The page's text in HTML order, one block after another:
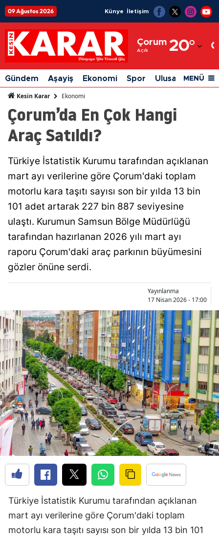
09 Ağustos 2026 Künye İletişim
Çorum
Açık 20°
Adıyaman
Afyonkarahisar
Ağrı
Amasya
Aydın
Balıkesir
Bingöl
Bolu
Burdur
Bursa
Çanakkale
Çankırı
Çorum
Denizli
Diyarbakır
Edirne
Elazığ
Erzurum
Eskişehir
Gündem Aşayiş Ekonomi Spor Ulusal Siyaset
MENÜ
Kesin Karar Ekonomi
Çorum’da En Çok Hangi
Araç Satıldı?
Türkiye İstatistik Kurumu tarafından açıklanan
mart ayı verilerine göre Çorum'daki toplam
motorlu kara taşıtı sayısı son bir yılda 13 bin
101 adet artarak 227 bin 887 seviyesine
ulaştı. Kurumun Samsun Bölge Müdürlüğü
tarafından hazırlanan 2026 yılı mart ayı
raporu Çorum'daki araç parkının büyümesini
gözler önüne serdi.
Yayınlanma
17 Nisan 2026 - 17:00
Türkiye İstatistik Kurumu tarafından açıklanan
mart ayı verilerine göre Çorum'daki toplam
motorlu kara taşıtı sayısı son bir yılda 13 bin 101